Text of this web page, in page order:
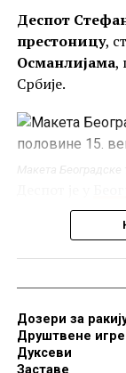
Остаци тврђаве
Краљ Стефан
Вишеград и
Данас су
На основу
где су се
Деспот
престоницу,
Османлијама,
Србије.
деценије 15.
,
чинилидвор,
Дозери за
Друштвене игре
Дуксеви